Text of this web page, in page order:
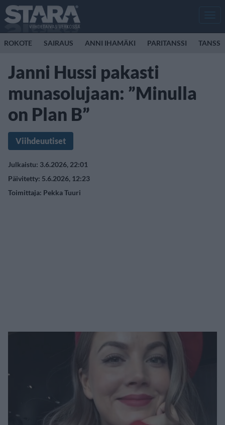
ROKOTE SAIRAUS ANNI IHAMÄKI PARITANSSI TANSSI
Janni Hussi pakasti
munasolujaan: ”Minulla
on Plan B”
Viihdeuutiset
Julkaistu: 3.6.2026, 22:01
Päivitetty: 5.6.2026, 12:23
Toimittaja: Pekka Tuuri